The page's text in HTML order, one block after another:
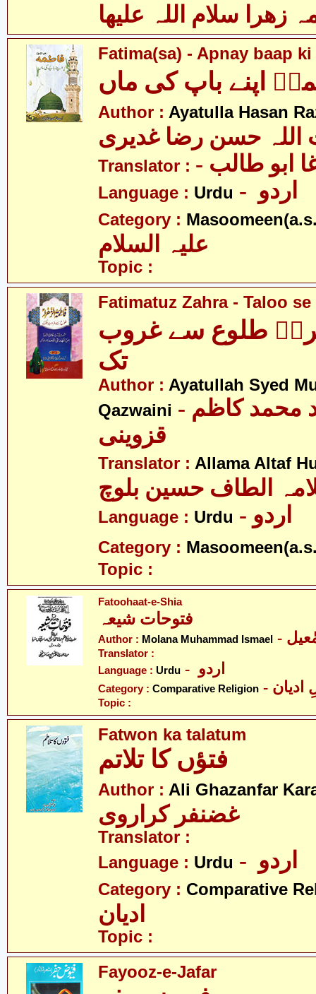
زھرا سلام اللہ علیھا
Fatima(sa) - Apnay baap ki
اپنے باپ کی ماں
Author : Ayatulla Hasan
اللہ حسن رضا غدیری
Translator : ابو طالب
Language : Urdu
Category :
Topic :
Fatimatuz Zahra - Taloo
طلوع سے غروب
تک
Author : Ayatullah Syed
Qazwaini - آیت اللہ سید محمد کاظم
قزوینی
Translator : Allama Altaf
الطاف حسین بلوچ
Language : Urdu - اردو
Category :
Topic :
Fatoohaat-e-Shia
فتوحات شیعہ
Author : Molana Muhammad Ismael
Translator :
Language : Urdu
Category : Comparative Religion ادیان
Topic :
Fatwon ka talatum
فتؤں کا تلاتم
Author : Ali Ghazanfar
غضنفر کراروی
Translator :
Language : Urdu
Category : Comparative
ادیان
Topic :
Fayooz-e-Jafar